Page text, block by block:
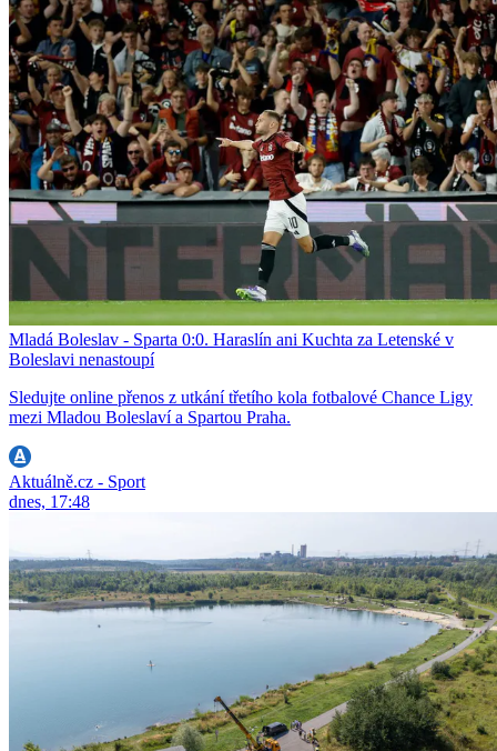
Mladá Boleslav - Sparta 0:0. Haraslín ani Kuchta za Letenské v
Boleslavi nenastoupí
Sledujte online přenos z utkání třetího kola fotbalové Chance Ligy
mezi Mladou Boleslaví a Spartou Praha.
Aktuálně.cz - Sport
dnes, 17:48